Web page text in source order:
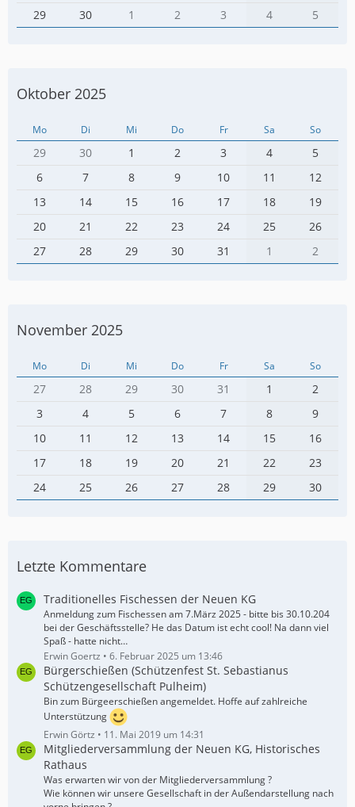
29
30 1 2 3 4 5
Oktober 2025
Mo Di Mi Do Fr Sa So
29 30 1 2 3 4
5
6
7 8 9 10 11
12
13
14 15 16 17 18
19
20
21 22 23 24 25
26
27
28 29 30 31 1 2
November 2025
Mo Di Mi Do Fr Sa So
27 28 29 30 31 1
2
3
4 5 6 7 8
9
10
11 12 13 14 15
16
17
18 19 20 21 22
23
24
25 26 27 28 29 30
Letzte Kommentare
Traditionelles Fischessen der Neuen KG
Anmeldung zum Fischessen am 7.März 2025 - bitte bis 30.10.204
bei der Geschäftsstelle? He das Datum ist echt cool! Na dann viel
Spaß - hatte nicht…
Erwin Goertz
6. Februar 2025 um 13:46
Bürgerschießen (Schützenfest St. Sebastianus
Schützengesellschaft Pulheim)
Bin zum Bürgeerschießen angemeldet. Hoffe auf zahlreiche
Unterstützung
Erwin Görtz
11. Mai 2019 um 14:31
Mitgliederversammlung der Neuen KG, Historisches
Rathaus
Was erwarten wir von der Mitgliederversammlung ?
Wie können wir unsere Gesellschaft in der Außendarstellung nach